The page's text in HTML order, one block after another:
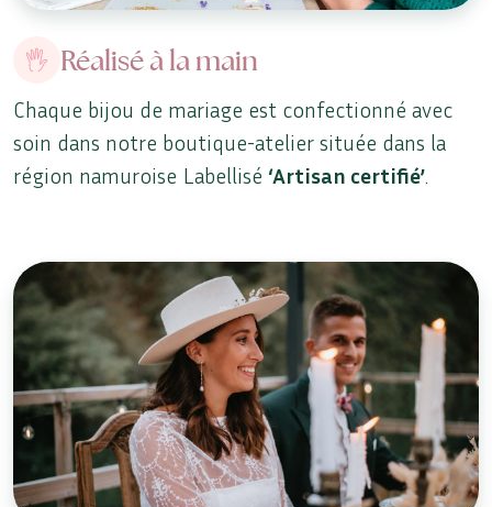
Réalisé à la main
Chaque bijou de mariage est confectionné avec
soin dans notre boutique-atelier située dans la
région namuroise Labellisé ‘Artisan certifié’.